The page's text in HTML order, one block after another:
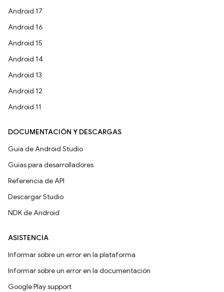
Android 17
Android 16
Android 15
Android 14
Android 13
Android 12
Android 11
DOCUMENTACIÓN Y DESCARGAS
Guía de Android Studio
Guías para desarrolladores
Referencia de API
Descargar Studio
NDK de Android
ASISTENCIA
Informar sobre un error en la plataforma
Informar sobre un error en la documentación
Google Play support